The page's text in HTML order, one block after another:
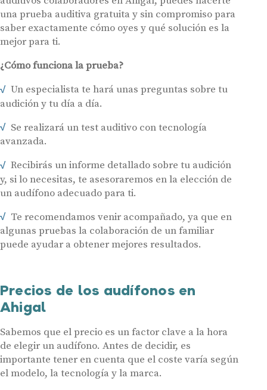
una prueba auditiva gratuita y sin compromiso para
saber exactamente cómo oyes y qué solución es la
mejor para ti.
¿Cómo funciona la prueba?
Un especialista te hará unas preguntas sobre tu
audición y tu día a día.
Se realizará un test auditivo con tecnología
avanzada.
Recibirás un informe detallado sobre tu audición
y, si lo necesitas, te asesoraremos en la elección de
un audífono adecuado para ti.
Te recomendamos venir acompañado, ya que en
algunas pruebas la colaboración de un familiar
puede ayudar a obtener mejores resultados.
Precios de los audífonos en
Ahigal
Sabemos que el precio es un factor clave a la hora
de elegir un audífono. Antes de decidir, es
importante tener en cuenta que el coste varía según
el modelo, la tecnología y la marca.
Audífonos
Servicios
Contacto
Hasta un 60% de descuento en tus
audífonos
Nombre E-mail